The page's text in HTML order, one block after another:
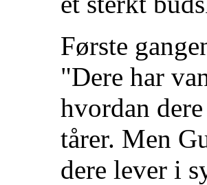
Første
"Dere har
hvordan
tårer. Men
dere lever i